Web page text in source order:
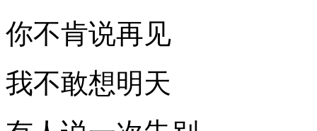
你不肯说再见
我不敢想明天